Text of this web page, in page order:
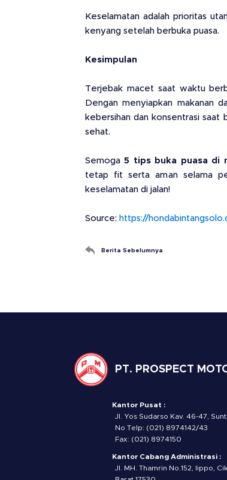
Keselamatan adalah prioritas
kenyang setelah berbuka puasa.
Kesimpulan
Terjebak macet saat waktu
Dengan menyiapkan makanan
kebersihan dan konsentrasi saat
sehat.
Semoga5 tips buka puasa di
tetap fit serta aman selama
keselamatan di jalan!
Source: https://
Berita Sebelumnya
PT. PROSPECT
Kantor Pusat :
Jl. Yos Sudarso Kav. 46-47,
No Telp: (021) 8974142/43
Fax: (021) 8974150
Kantor Cabang Administrasi :
Jl. MH. Thamrin No.152, lippo,